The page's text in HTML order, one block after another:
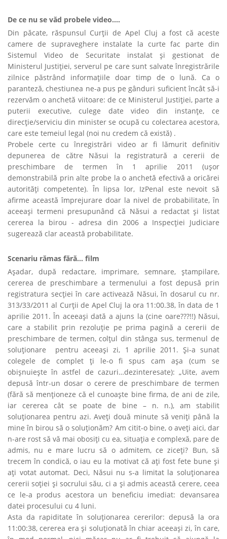
De ce nu se văd probele video....
Din păcate, răspunsul Curţii de Apel Cluj a fost că aceste
camere de supraveghere instalate la curte fac parte din
Sistemul Video de Securitate instalat şi gestionat de
Ministerul Justiţiei, serverul pe care sunt salvate înregistrările
zilnice păstrând informaţiile doar timp de o lună. Ca o
paranteză, chestiunea ne-a pus pe gânduri suficient încât să-i
rezervăm o anchetă viitoare: de ce Ministerul Justiţiei, parte a
puterii executive, culege date video din instanţe, ce
direcţie/serviciu din minister se ocupă cu colectarea acestora,
care este temeiul legal (noi nu credem că există) .
Probele certe cu înregistrări video ar fi lămurit definitiv
depunerea de către Năsui la registratură a cererii de
preschimbare de termen în 1 aprilie 2011 (uşor
demonstrabilă prin alte probe la o anchetă efectivă a oricărei
autorităţi competente). În lipsa lor, IzPenal este nevoit să
afirme această împrejurare doar la nivel de probabilitate, în
aceeaşi termeni presupunând că Năsui a redactat şi listat
cererea la birou - adresa din 2006 a Inspecţiei Judiciare
sugerează clar această probabilitate.
Scenariu rămas fără… film
Aşadar, după redactare, imprimare, semnare, ştampilare,
cererea de preschimbare a termenului a fost depusă prin
registratura secţiei în care activează Năsui, în dosarul cu nr.
313/33/2011 al Curţii de Apel Cluj la ora 11:00.38, în data de 1
aprilie 2011. În aceeaşi dată a ajuns la (cine oare???!!) Năsui,
care a stabilit prin rezoluţie pe prima pagină a cererii de
preschimbare de termen, colţul din stânga sus, termenul de
soluţionare pentru aceeaşi zi, 1 aprilie 2011. Şi-a sunat
colegele de complet ţi le-o fi spus cam aşa (cum se
obişnuieşte în astfel de cazuri…dezinteresate): „Uite, avem
depusă într-un dosar o cerere de preschimbare de termen
(fără să menţioneze că el cunoaşte bine firma, de ani de zile,
iar cererea cât se poate de bine – n. n.), am stabilit
soluţionarea pentru azi. Aveţi două minute să veniţi până la
mine în birou să o soluţionăm? Am citit-o bine, o aveţi aici, dar
n-are rost să vă mai obosiţi cu ea, situaţia e complexă, pare de
admis, nu e mare lucru să o admitem, ce ziceţi? Bun, să
trecem în condică, o iau eu la motivat că aţi fost fete bune şi
aţi votat automat. Deci, Năsui nu s-a limitat la soluţionarea
cererii soţiei şi socrului său, ci a şi admis această cerere, ceea
ce le-a produs acestora un beneficiu imediat: devansarea
datei procesului cu 4 luni.
Asta da rapiditate în soluţionarea cererilor: depusă la ora
11:00:38, cererea era şi soluţionată în chiar aceeaşi zi, în care,